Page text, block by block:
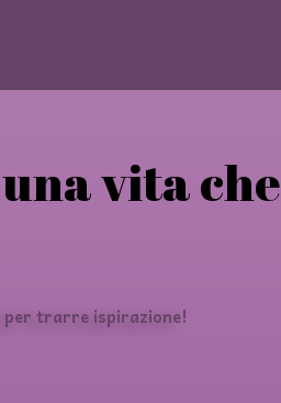
vita che
per trarre ispirazione!